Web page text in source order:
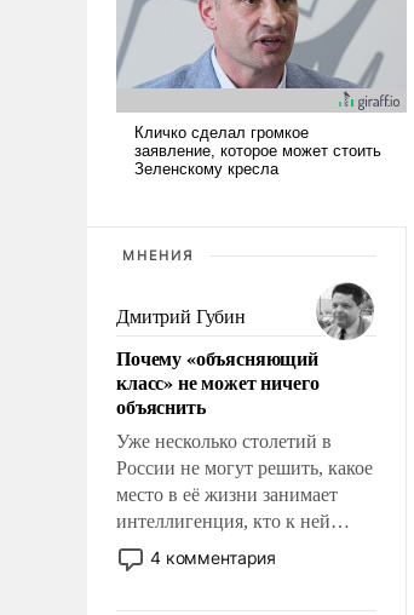
МНЕНИЯ
Дмитрий Губин
Почему «объясняющий
класс» не может ничего
объяснить
Уже несколько столетий в
России не могут решить, какое
место в её жизни занимает
интеллигенция, кто к ней
принадлежит, а кого из неё
исключили с правом
4 комментария